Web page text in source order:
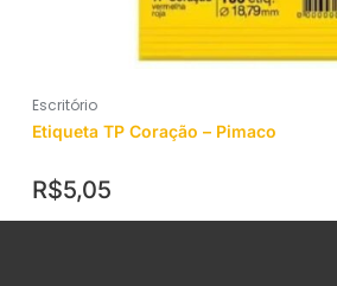
Escritório
Etiqueta TP Coração – Pimaco
R$5,05